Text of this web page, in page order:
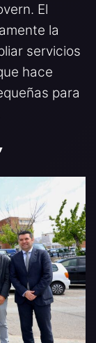
El
la
servicios
hace
para